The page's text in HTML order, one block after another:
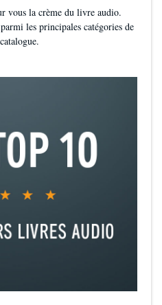
vous la crème du livre audio.
les principales catégories de